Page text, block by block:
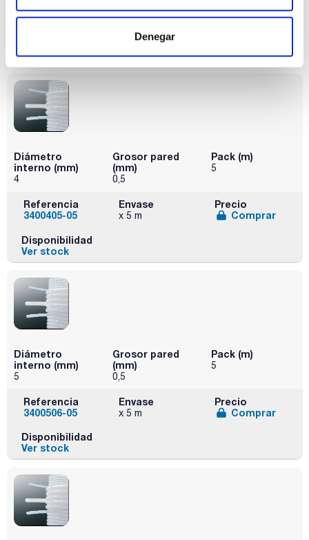
Denegar
Referencia
3400304-05
Envase
x 5 m
Precio
Comprar
Ver stock
Diámetro
interno (mm)
4
Grosor pared
(mm)
0,5
Pack (m)
5
Referencia
3400405-05
Envase
x 5 m
Precio
Comprar
Disponibilidad
Ver stock
Diámetro
interno (mm)
5
Grosor pared
(mm)
0,5
Pack (m)
5
Referencia
3400506-05
Envase
x 5 m
Precio
Comprar
Disponibilidad
Ver stock